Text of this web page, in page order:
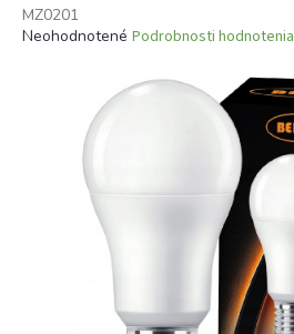
MZ0201
Priemerné
hviezdičiek.
Neohodnotené Podrobnosti hodnotenia